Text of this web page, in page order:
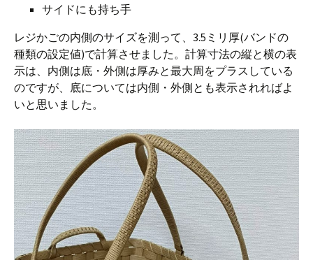
サイドにも持ち手
レジかごの内側のサイズを測って、3.5ミリ厚(バンドの
種類の設定値)で計算させました。計算寸法の縦と横の表
示は、内側は底・外側は厚みと最大周をプラスしている
のですが、底については内側・外側とも表示されればよ
いと思いました。